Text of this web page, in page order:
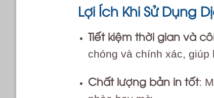
Lợi Ích Khi Sử Dụng
Tiết kiệm thời gian và
chóng và chính xác, giúp
Chất lượng bản in tốt: